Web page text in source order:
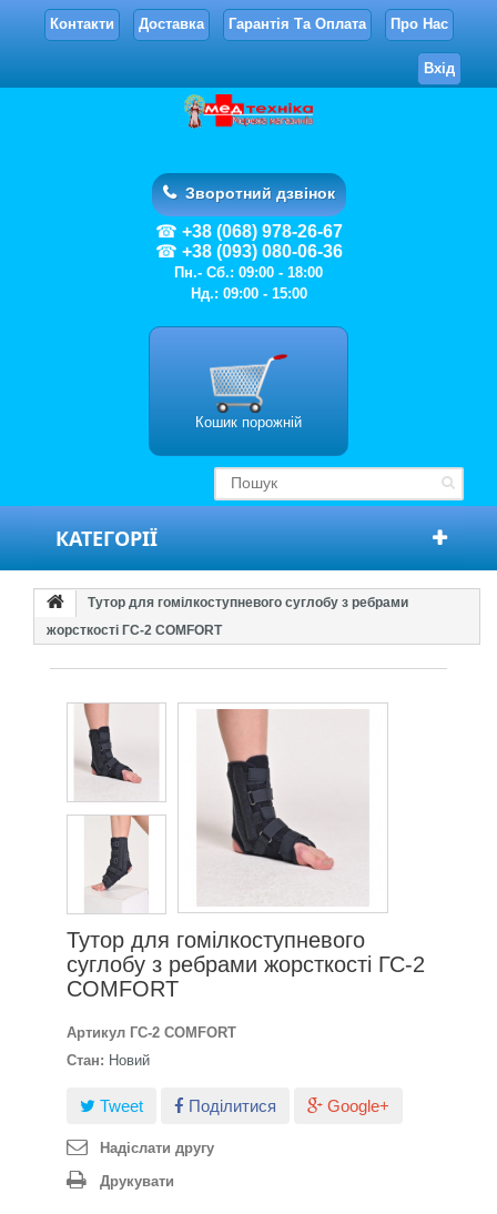
Контакти Доставка Гарантія Та Оплата Про Нас
Вхід
Зворотний дзвінок
+38 (068) 978-26-67
+38 (093) 080-06-36
Пн.- Сб.: 09:00 - 18:00
Нд.: 09:00 - 15:00
Кошик порожній
КАТЕГОРІЇ
Тутор для гомілкоступневого суглобу з ребрами
жорсткості ГС-2 COMFORT
Тутор для гомілкоступневого
суглобу з ребрами жорсткості ГС-2
COMFORT
Артикул ГС-2 COMFORT
Стан: Новий
Tweet Поділитися Google+
Надіслати другу
Друкувати